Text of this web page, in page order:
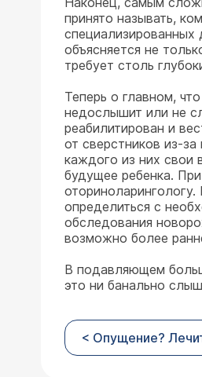
принято называть,
специализированных
объясняется не
требует столь
Теперь о главном,
недослышит или не
реабилитирован и
от сверстников из-
каждого из них свои
будущее ребенка.
определиться с
обследования
возможно более
В подавляющем
это ни банально
< Опущение?